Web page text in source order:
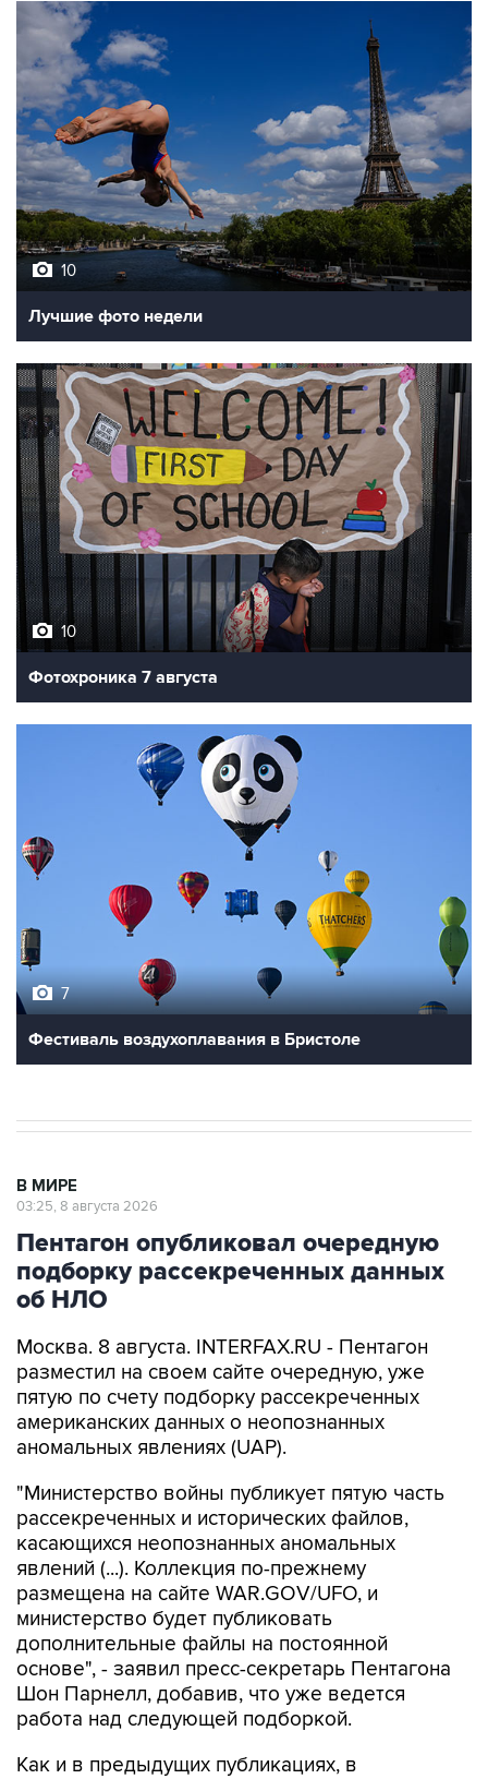
10
Лучшие фото недели
10
Фотохроника 7 августа
7
Фестиваль воздухоплавания в Бристоле
В МИРЕ
03:25, 8 августа 2026
Пентагон опубликовал очередную
подборку рассекреченных данных
об НЛО
Москва. 8 августа. INTERFAX.RU - Пентагон
разместил на своем сайте очередную, уже
пятую по счету подборку рассекреченных
американских данных о неопознанных
аномальных явлениях (UAP).
"Министерство войны публикует пятую часть
рассекреченных и исторических файлов,
касающихся неопознанных аномальных
явлений (...). Коллекция по-прежнему
размещена на сайте WAR.GOV/UFO, и
министерство будет публиковать
дополнительные файлы на постоянной
основе", - заявил пресс-секретарь Пентагона
Шон Парнелл, добавив, что уже ведется
работа над следующей подборкой.
Как и в предыдущих публикациях, в